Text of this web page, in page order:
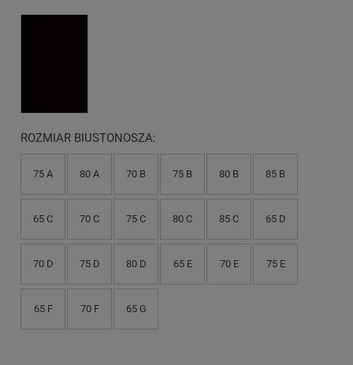
ROZMIAR BIUSTONOSZA:
75 A 80 A 70 B 75 B 80 B 85 B
65 C 70 C 75 C 80 C 85 C 65 D
70 D 75 D 80 D 65 E 70 E 75 E
65 F 70 F 65 G